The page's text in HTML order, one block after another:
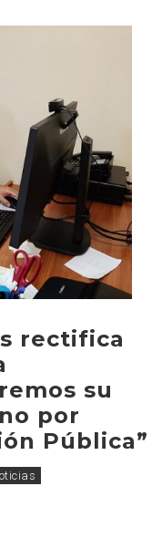
rectifica
su
por
Pública”